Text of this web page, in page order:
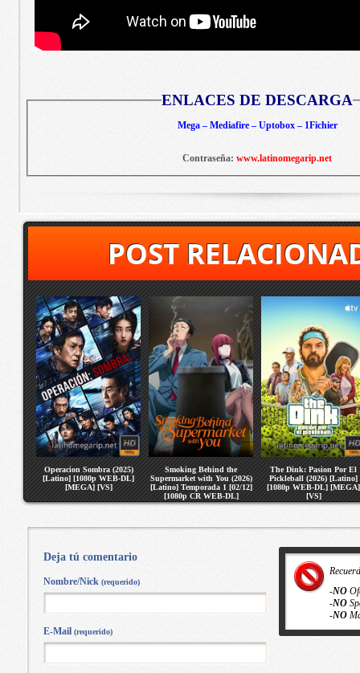
ENLACES DE DESCARGA
Mega – Mediafire – Uptobox – 1Fichier
Contraseña: www.latinomegarip.net
POST
Operacion Sombra (2025)
[Latino] [1080p WEB-DL]
[MEGA] [VS]
Smoking Behind the
Supermarket with You (2026)
[Latino] Temporada 1 [02/12]
[1080p CR WEB-DL]
[MEGA] [VS]
The Dink: Pasion Por El
Pickleball (2026) [Latino]
[1080p WEB-DL] [MEGA]
[VS]
-NO
-NO
-NO
Deja tú comentario
Nombre/Nick (requerido)
E-Mail (requerido)